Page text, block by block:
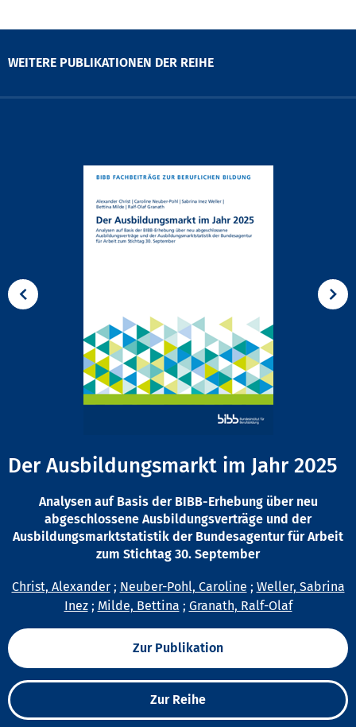
WEITERE PUBLIKATIONEN DER REIHE
Der Ausbildungsmarkt im Jahr 2025
Analysen auf Basis der BIBB-Erhebung über neu
abgeschlossene Ausbildungsverträge und der
Ausbildungsmarktstatistik der Bundesagentur für Arbeit
zum Stichtag 30. September
Christ, Alexander; Neuber-Pohl, Caroline ; Weller, Sabrina
Inez; Milde, Bettina ; Granath, Ralf-Olaf
Zur Publikation
Zur Reihe